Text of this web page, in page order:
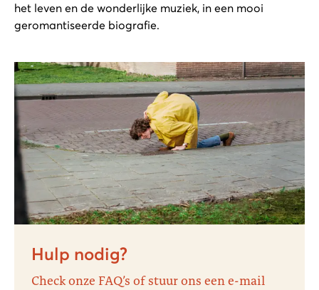
het leven en de wonderlijke muziek, in een mooi
geromantiseerde biografie.
Hulp nodig?
Check onze FAQ’s of stuur ons een e-mail